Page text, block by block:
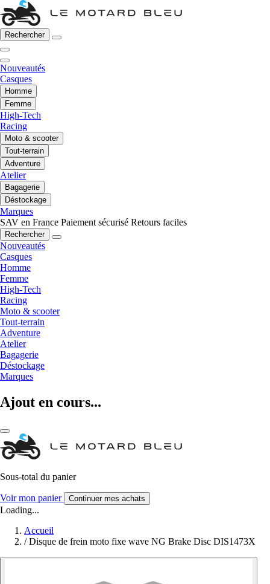
Rechercher
Nouveautés
Casques
Homme
Femme
High-Tech
Racing
Moto & scooter
Tout-terrain
Adventure
Atelier
Bagagerie
Déstockage
Marques
SAV en France Paiement sécurisé Retours faciles
Rechercher
Nouveautés
Casques
Homme
Femme
High-Tech
Racing
Moto & scooter
Tout-terrain
Adventure
Atelier
Bagagerie
Déstockage
Marques
Ajout en cours...
Sous-total du panier
Voir mon panier Continuer mes achats
Loading...
Accueil
/ Disque de frein moto fixe wave NG Brake Disc DIS1473X